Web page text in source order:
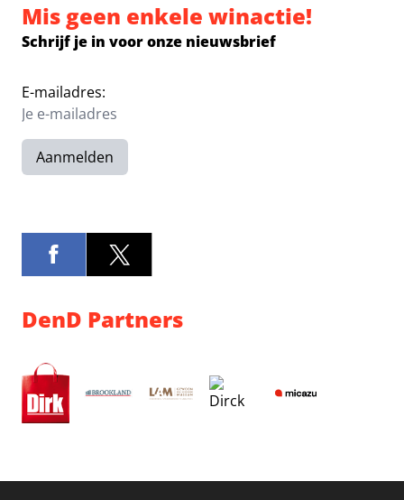
Mis geen enkele winactie!
Schrijf je in voor onze nieuwsbrief
E-mailadres:
Aanmelden
DenD Partners